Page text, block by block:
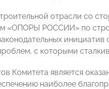
отрасли со
«ОПОРЫ РОССИИ» по
инициатив
с которыми
Комитета является
наиболее